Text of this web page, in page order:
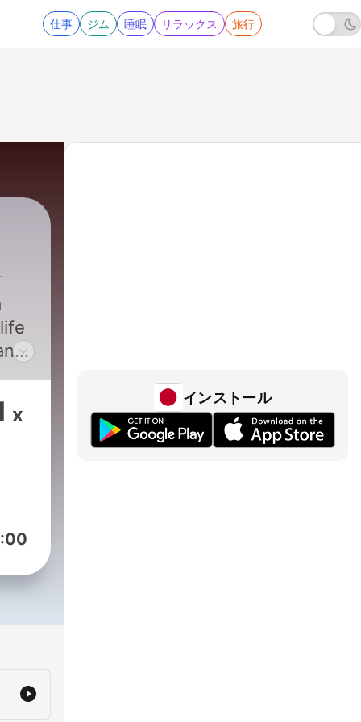
仕事 ジム 睡眠 リラックス 旅行
x
インストール